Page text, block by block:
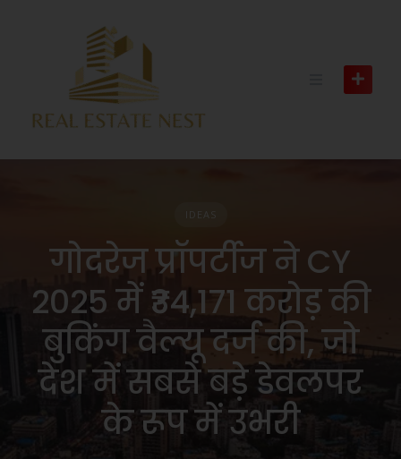
IDEAS
गोदरेज प्रॉपर्टीज ने CY
2025 में ₹34,171 करोड़ की
बुकिंग वैल्यू दर्ज की, जो
देश में सबसे बड़े डेवलपर
के रूप में उभरी